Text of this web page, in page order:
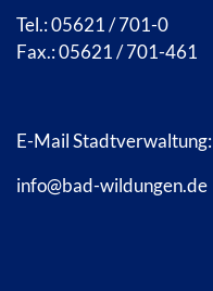
Tel.: 05621 / 701-0
Fax.: 05621 / 701-461
E-Mail Stadtverwaltung:
info@bad-wildungen.de